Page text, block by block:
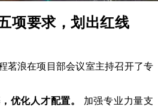
项要求，划出红线
茗浪在项目部会议室主持召开了专
优化人才配置。
加强专业力量支